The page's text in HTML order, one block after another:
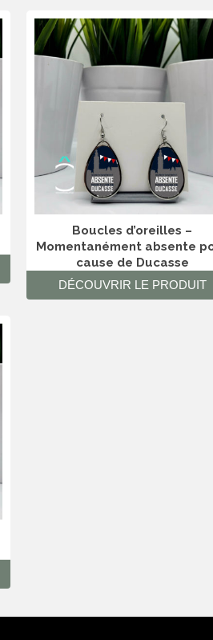
Boucles d’oreilles –
Momentanément absente
cause de Ducasse
DÉCOUVRIR LE PRODUIT